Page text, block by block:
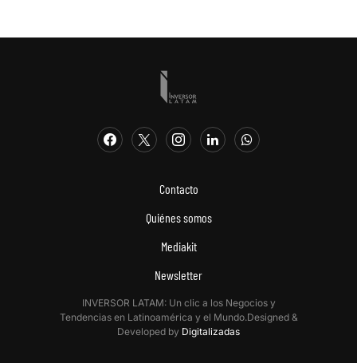
Contacto
Quiénes somos
Mediakit
Newsletter
INVERSOR LATAM: Un clic a los Negocios y
Tendencias en Latinoamérica y el Mundo.Designed &
Developed by Digitalizadas